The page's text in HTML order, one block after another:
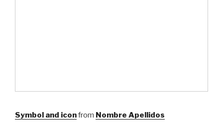
Symbol and iconfrom Nombre Apellidos